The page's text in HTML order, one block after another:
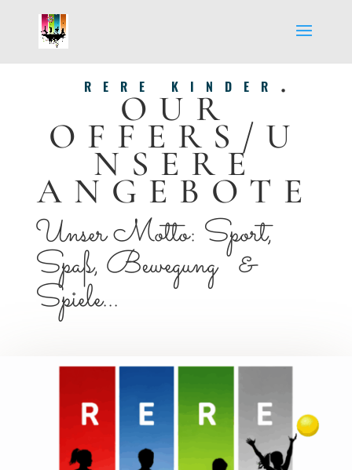
RERE KINDER .
OUR
OFFERS/U
NSERE
ANGEBOTE
Unser Motto: Sport,
Spaß, Bewegung&
Spiele...